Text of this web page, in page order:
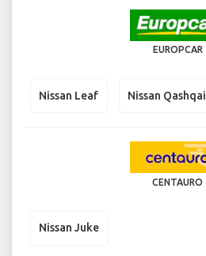
EUROPCAR
Nissan Leaf Nissan Qashqai
CENTAURO
Nissan Juke